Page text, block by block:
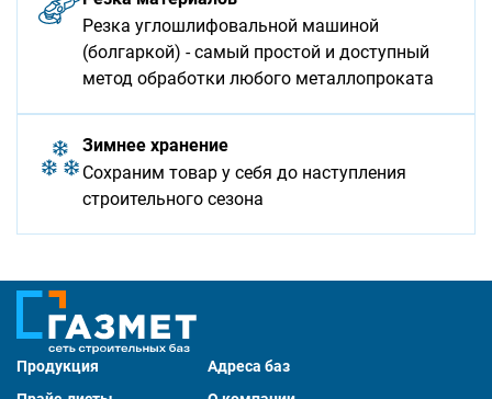
Резка углошлифовальной машиной
(болгаркой) - самый простой и доступный
метод обработки любого металлопроката
Зимнее хранение
Сохраним товар у себя до наступления
строительного сезона
Продукция
Адреса баз